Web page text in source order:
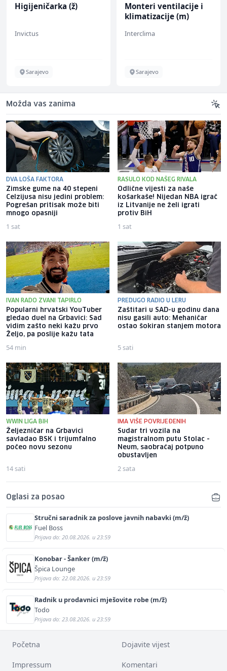
Higijeničarka (ž)
Invictus
Sarajevo
Monteri ventilacije i
klimatizacije (m)
Interclima
Sarajevo
Možda vas zanima
DVA LOŠA FAKTORA
Zimske gume na 40 stepeni
Celzijusa nisu jedini problem:
Pogrešan pritisak može biti
mnogo opasniji
1 sat
RASULO KOD NAŠEG RIVALA
Odlične vijesti za naše
košarkaše! Nijedan NBA igrač
iz Litvanije ne želi igrati
protiv BiH
1 sat
IVAN RADO ZVANI TAPIRLO
Popularni hrvatski YouTuber
gledao duel na Grbavici: Sad
vidim zašto neki kažu prvo
Željo, pa poslije kažu tata
54 min
PREDUGO RADIO U LERU
Zaštitari u SAD-u godinu dana
nisu gasili auto: Mehaničar
ostao šokiran stanjem motora
5 sati
WWIN LIGA BIH
Željezničar na Grbavici
savladao BSK i trijumfalno
počeo novu sezonu
14 sati
IMA VIŠE POVRIJEĐENIH
Sudar tri vozila na
magistralnom putu Stolac -
Neum, saobraćaj potpuno
obustavljen
2 sata
Oglasi za posao
Stručni saradnik za poslove javnih nabavki (m/ž)
Fuel Boss
Prijava do: 20.08.2026. u 23:59
Konobar - Šanker (m/ž)
Špica Lounge
Prijava do: 22.08.2026. u 23:59
Radnik u prodavnici mješovite robe (m/ž)
Todo
Prijava do: 23.08.2026. u 23:59
Početna Dojavite vijest
Impressum Komentari